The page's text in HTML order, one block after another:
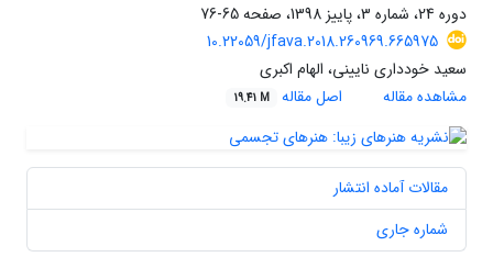
دوره 24، شماره 3، پاییز 1398، صفحه
65-76
10.22059/jfava.2018.260969.665975
سعید خودداری نایینی، الهام اکبری
مشاهده مقاله
اصل مقاله 19.41 M
مقالات آماده انتشار
شماره جاری